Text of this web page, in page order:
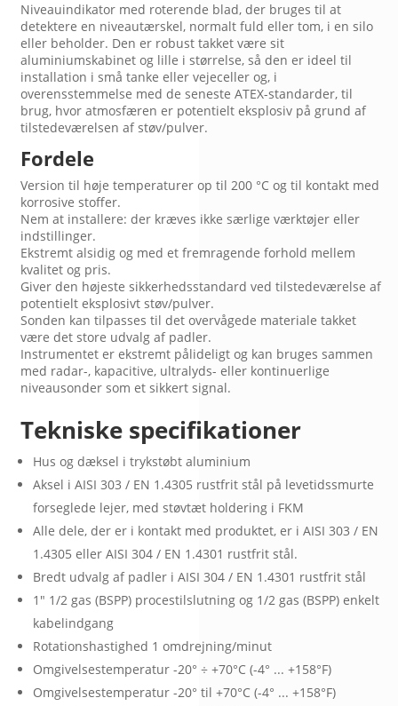
Niveauindikator med roterende blad, der bruges til at
detektere en niveautærskel, normalt fuld eller tom, i en silo
eller beholder. Den er robust takket være sit
aluminiumskabinet og lille i størrelse, så den er ideel til
installation i små tanke eller vejeceller og, i
overensstemmelse med de seneste ATEX-standarder, til
brug, hvor atmosfæren er potentielt eksplosiv på grund af
tilstedeværelsen af støv/pulver.
Fordele
Version til høje temperaturer op til 200 °C og til kontakt med
korrosive stoffer.
Nem at installere: der kræves ikke særlige værktøjer eller
indstillinger.
Ekstremt alsidig og med et fremragende forhold mellem
kvalitet og pris.
Giver den højeste sikkerhedsstandard ved tilstedeværelse af
potentielt eksplosivt støv/pulver.
Sonden kan tilpasses til det overvågede materiale takket
være det store udvalg af padler.
Instrumentet er ekstremt pålideligt og kan bruges sammen
med radar-, kapacitive, ultralyds- eller kontinuerlige
niveausonder som et sikkert signal.
Tekniske specifikationer
Hus og dæksel i trykstøbt aluminium
Aksel i AISI 303 / EN 1.4305 rustfrit stål på levetidssmurte
forseglede lejer, med støvtæt holdering i FKM
Alle dele, der er i kontakt med produktet, er i AISI 303 / EN
1.4305 eller AISI 304 / EN 1.4301 rustfrit stål.
Bredt udvalg af padler i AISI 304 / EN 1.4301 rustfrit stål
1" 1/2 gas (BSPP) procestilslutning og 1/2 gas (BSPP) enkelt
kabelindgang
Rotationshastighed 1 omdrejning/minut
Omgivelsestemperatur -20° ÷ +70°C (-4° ... +158°F)
Omgivelsestemperatur -20° til +70°C (-4° ... +158°F)